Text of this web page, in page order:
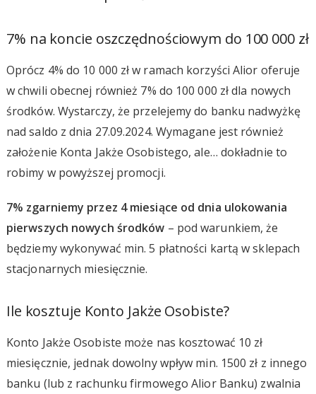
7% na koncie oszczędnościowym do 100 000 zł
Oprócz 4% do 10 000 zł w ramach korzyści Alior oferuje
w chwili obecnej również 7% do 100 000 zł dla nowych
środków. Wystarczy, że przelejemy do banku nadwyżkę
nad saldo z dnia 27.09.2024. Wymagane jest również
założenie Konta Jakże Osobistego, ale… dokładnie to
robimy w powyższej promocji.
7% zgarniemy przez 4 miesiące od dnia ulokowania
pierwszych nowych środków – pod warunkiem, że
będziemy wykonywać min. 5 płatności kartą w sklepach
stacjonarnych miesięcznie.
Ile kosztuje Konto Jakże Osobiste?
Konto Jakże Osobiste może nas kosztować 10 zł
miesięcznie, jednak dowolny wpływ min. 1500 zł z innego
banku (lub z rachunku firmowego Alior Banku) zwalnia